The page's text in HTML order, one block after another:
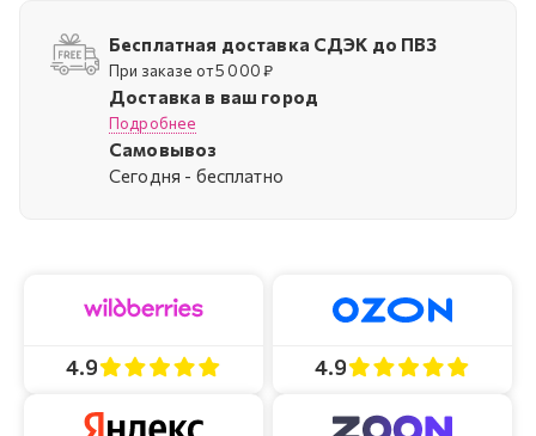
Бесплатная доставка СДЭК до ПВЗ
При заказе от 5 000 ₽
Доставка в ваш город
Подробнее
Самовывоз
Cегодня - бесплатно
4.9 4.9